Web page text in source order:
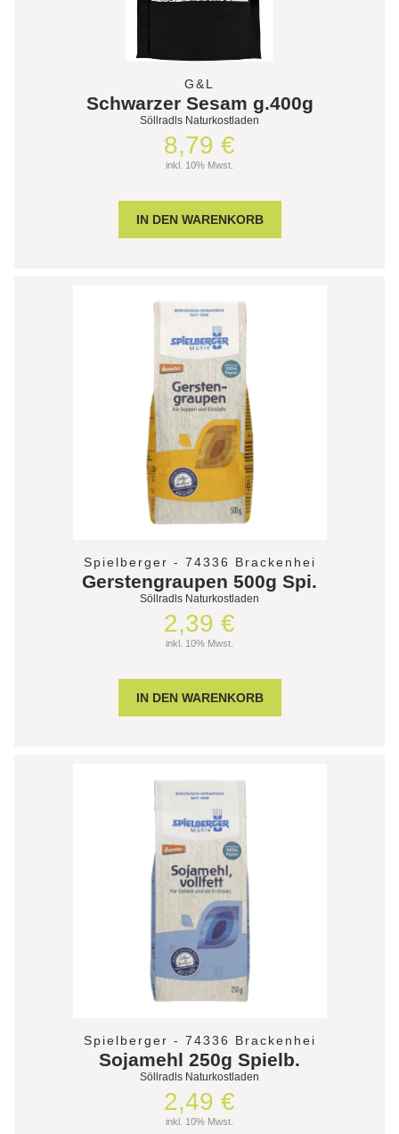
G&L
Schwarzer Sesam g.400g
Söllradls Naturkostladen
8,79 €
inkl. 10% Mwst.
Spielberger - 74336 Brackenhei
Gerstengraupen 500g Spi.
Söllradls Naturkostladen
2,39 €
inkl. 10% Mwst.
Spielberger - 74336 Brackenhei
Sojamehl 250g Spielb.
Söllradls Naturkostladen
2,49 €
inkl. 10% Mwst.